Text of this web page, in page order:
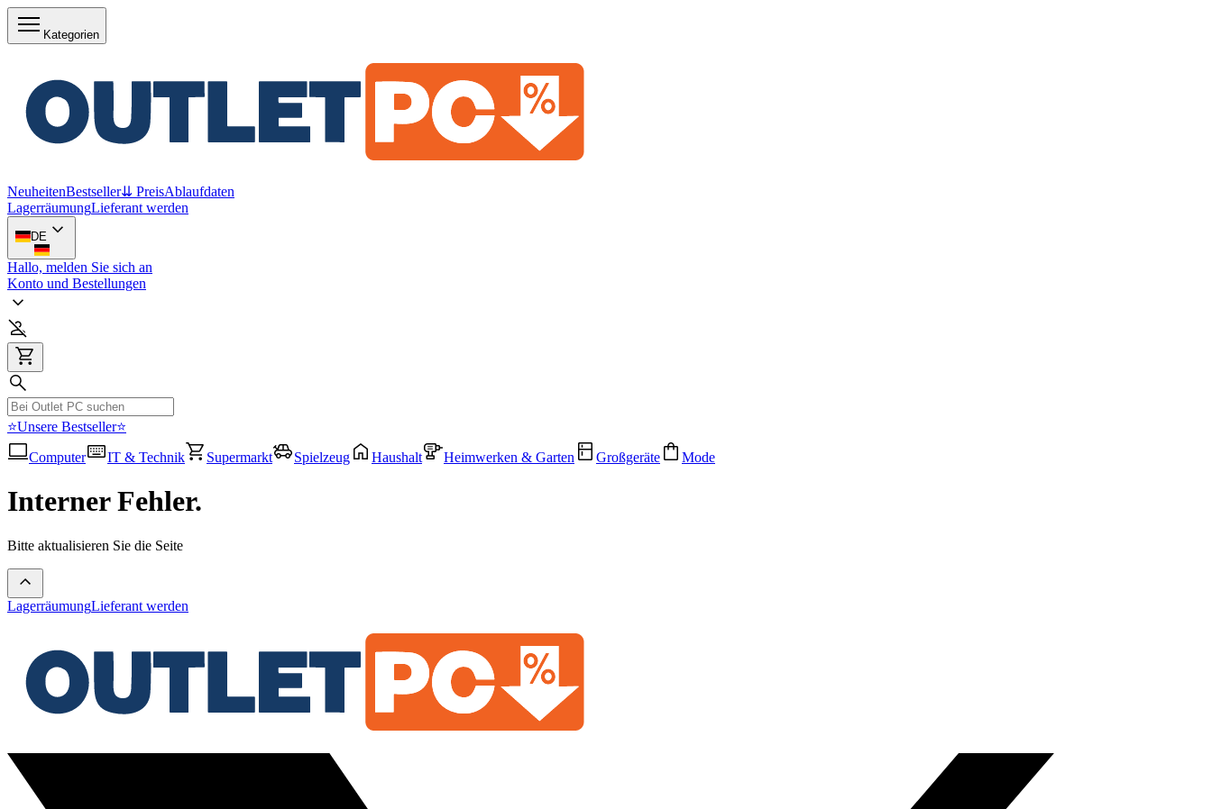
Kategorien
NeuheitenBestseller⇊ PreisAblaufdaten
LagerräumungLieferant werden
DE
Hallo, melden Sie sich an
Konto und Bestellungen
⭐Unsere Bestseller⭐
Computer
IT & Technik Supermarkt Spielzeug Haushalt Heimwerken & Garten Großgeräte Mode
Interner Fehler.
Bitte aktualisieren Sie die Seite
LagerräumungLieferant werden